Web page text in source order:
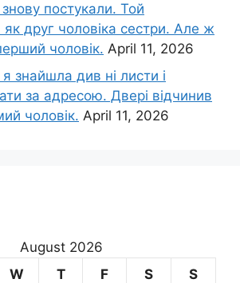
знову постукали. Той
друг чоловіка сестри. Але ж
чоловік. April 11, 2026
знайшла див ні листи і
за адресою. Двері відчинив
чоловік. April 11, 2026
August 2026
W T F S S